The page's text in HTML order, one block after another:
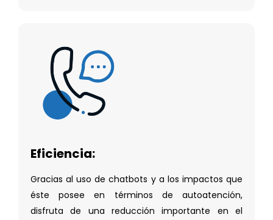
Eficiencia:
Gracias al uso de chatbots y a los impactos que
éste posee en términos de autoatención,
disfruta de una reducción importante en el